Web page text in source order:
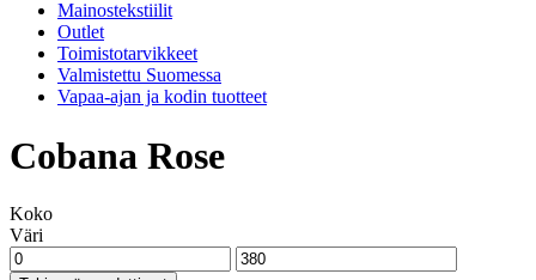
Mainostekstiilit
Outlet
Toimistotarvikkeet
Valmistettu Suomessa
Vapaa-ajan ja kodin tuotteet
Cobana Rose
Koko
Väri